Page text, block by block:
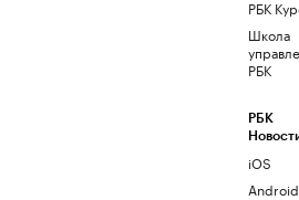
РБК
Школа
РБК
РБК
iOS
Android